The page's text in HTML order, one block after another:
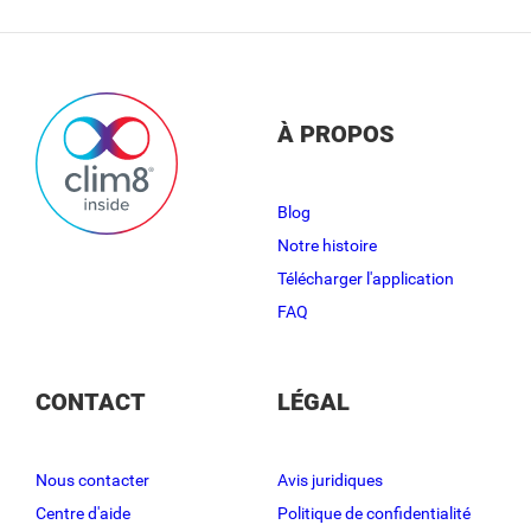
À PROPOS
Blog
Notre histoire
Télécharger l'application
FAQ
CONTACT
Nous contacter
Centre d'aide
LÉGAL
Avis juridiques
Politique de confidentialité